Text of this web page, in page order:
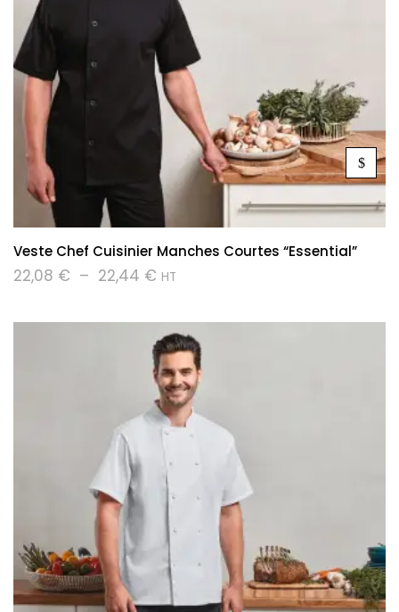
Veste Chef Cuisinier Manches Courtes “Essential”
22,08 € – 22,44 € HT